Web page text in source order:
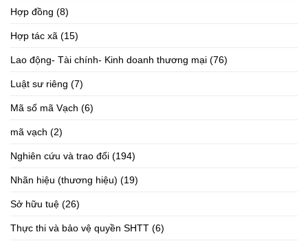
Hợp đồng (8)
Hợp tác xã (15)
Lao động- Tài chính- Kinh doanh thương mại (76)
Luật sư riêng (7)
Mã số mã Vạch (6)
mã vạch (2)
Nghiên cứu và trao đổi (194)
Nhãn hiệu (thương hiệu) (19)
Sở hữu tuệ (26)
Thực thi và bảo vệ quyền SHTT (6)